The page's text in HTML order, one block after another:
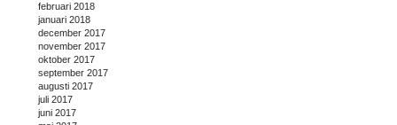
februari 2018
januari 2018
december 2017
november 2017
oktober 2017
september 2017
augusti 2017
juli 2017
juni 2017